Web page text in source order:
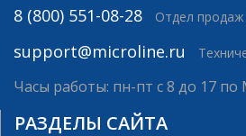
8 (800) 551-08-28 Отдел
support@microline.ru
Часы работы: пн-пт с 8 до 17
РАЗДЕЛЫ САЙТА